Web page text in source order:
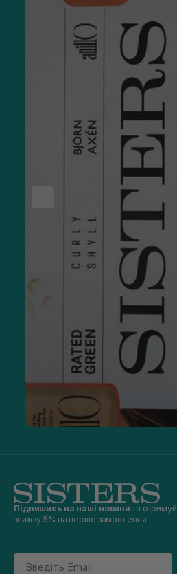
Підпишись на наші новини та отримуй
знижку 5% на перше замовлення
Email